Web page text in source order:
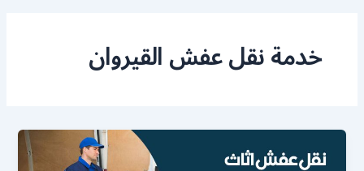
خدمة نقل عفش القيروان